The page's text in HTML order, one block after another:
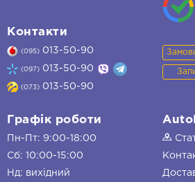
Контакти
(095) 013-50-90
(097) 013-50-90
(073) 013-50-90
Графік роботи
Пн-Пт: 9:00-18:00
Сб: 10:00-15:00
Нд: вихідний